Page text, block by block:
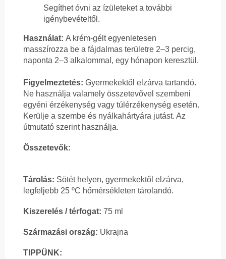
Segíthet óvni az ízületeket a további
igénybevételtől.
Használat: A krém-gélt egyenletesen
masszírozza be a fájdalmas területre 2–3 percig,
naponta 2–3 alkalommal, egy hónapon keresztül.
Figyelmeztetés: Gyermekektől elzárva tartandó.
Ne használja valamely összetevővel szembeni
egyéni érzékenység vagy túlérzékenység esetén.
Kerülje a szembe és nyálkahártyára jutást. Az
útmutató szerint használja.
Összetevők:
Tárolás: Sötét helyen, gyermekektől elzárva,
legfeljebb 25 ºC hőmérsékleten tárolandó.
Kiszerelés / térfogat: 75 ml
Származási ország: Ukrajna
TIPPÜNK: